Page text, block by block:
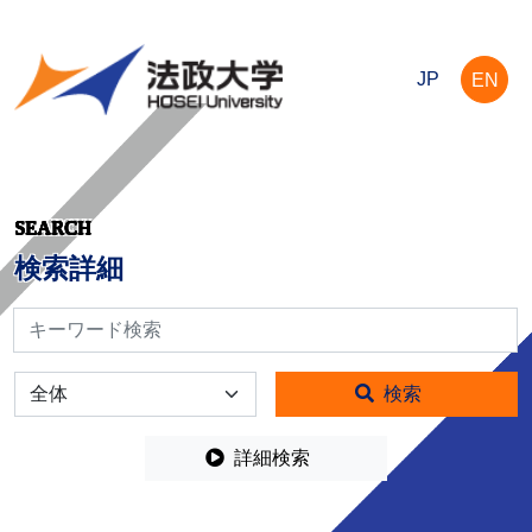
JP EN
SEARCH
検索詳細
検索
全体 検索
詳細検索